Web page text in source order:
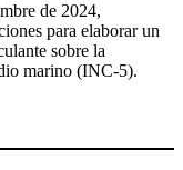
de 2024,
para elaborar un
sobre la
marino (INC-5).